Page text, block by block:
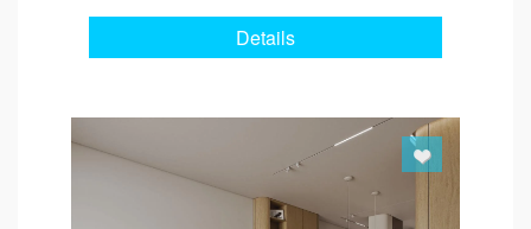
Details